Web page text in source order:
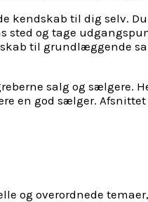
kendskab til dig selv.
og tage
til grundlæggende
salg og sælgere.
en god sælger.
og overordnede